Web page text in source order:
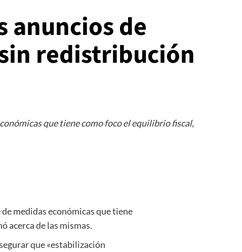
anuncios de
redistribución
que tiene como foco el equilibrio fiscal,
medidas económicas que tiene
acerca de las mismas.
que «estabilización